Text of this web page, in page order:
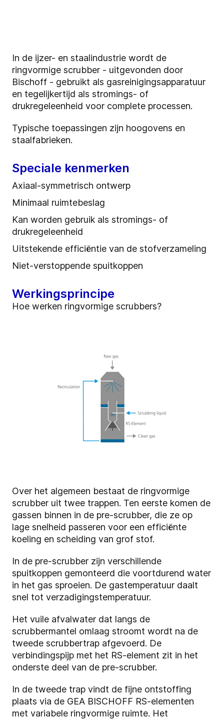
In de ijzer- en staalindustrie wordt de
ringvormige scrubber - uitgevonden door
Bischoff - gebruikt als gasreinigingsapparatuur
en tegelijkertijd als stromings- of
drukregeleenheid voor complete processen.
Typische toepassingen zijn hoogovens en
staalfabrieken.
Speciale kenmerken
Axiaal-symmetrisch ontwerp
Minimaal ruimtebeslag
Kan worden gebruik als stromings- of
drukregeleenheid
Uitstekende efficiëntie van de stofverzameling
Niet-verstoppende spuitkoppen
Werkingsprincipe
Hoe werken ringvormige scrubbers?
Over het algemeen bestaat de ringvormige
scrubber uit twee trappen. Ten eerste komen de
gassen binnen in de pre-scrubber, die ze op
lage snelheid passeren voor een efficiënte
koeling en scheiding van grof stof.
In de pre-scrubber zijn verschillende
spuitkoppen gemonteerd die voortdurend water
in het gas sproeien. De gastemperatuur daalt
snel tot verzadigingstemperatuur.
Het vuile afvalwater dat langs de
scrubbermantel omlaag stroomt wordt na de
tweede scrubbertrap afgevoerd. De
verbindingspijp met het RS-element zit in het
onderste deel van de pre-scrubber.
In de tweede trap vindt de fijne ontstoffing
plaats via de GEA BISCHOFF RS-elementen
met variabele ringvormige ruimte. Het